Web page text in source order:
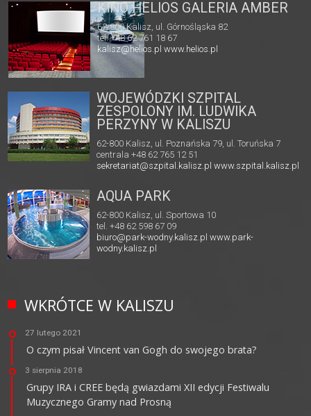
KINO HELIOS GALERIA AMBER
62-800 Kalisz, ul. Górnośląska 82
tel. +48 62 761 18 67
kalisz@helios.pl www.helios.pl
WOJEWÓDZKI SZPITAL
ZESPOLONY IM. LUDWIKA
PERZYNY W KALISZU
62-800 Kalisz, ul. Poznańska 79, ul. Toruńska 7
centrala +48 62 765 12 51
sekretariat@szpital.kalisz.pl www.szpital.kalisz.pl
AQUA PARK
62-800 Kalisz, ul. Sportowa 10
tel. +48 62 598 67 09
biuro@park-wodny.kalisz.pl www.park-
wodny.kalisz.pl
WKRÓTCE W KALISZU
27 lutego 2021
O czym pisał Vincent van Gogh do swojego brata?
3 sierpnia 2018
Grupy IRA i CREE będą gwiazdami XII edycji Festiwalu
Muzycznego Gramy nad Prosną